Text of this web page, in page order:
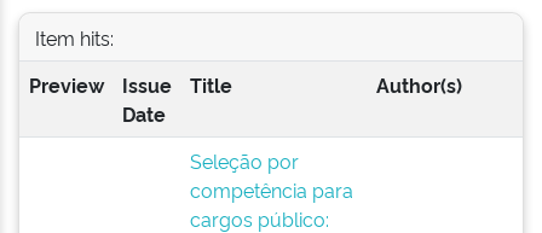
Item hits:
Preview
Issue
Date
Title Author(s)
Seleção por
competência para
cargos público: